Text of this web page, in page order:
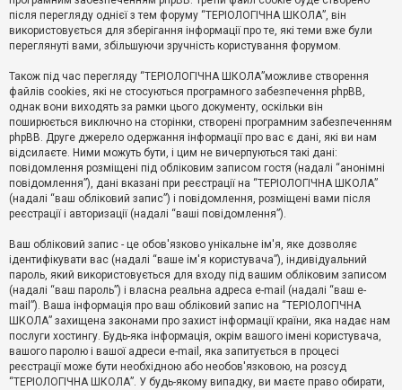
і
д
о
і
д
е
й
А
т
и
в
е
м
и
П
о
ш
у
після перегляду однієї з тем форуму “ТЕРІОЛОГІЧНА ШКОЛА”, він
використовується для зберігання інформації про те, які теми вже були
переглянуті вами, збільшуючи зручність користування форумом.
Також під час перегляду “ТЕРІОЛОГІЧНА ШКОЛА”можливе створення
файлів cookies, які не стосуються програмного забезпечення phpBB,
однак вони виходять за рамки цього документу, оскільки він
поширюється виключно на сторінки, створені програмним забезпеченням
phpBB. Друге джерело одержання інформації про вас є дані, які ви нам
відсилаєте. Ними можуть бути, і цим не вичерпуються такі дані:
повідомлення розміщені під обліковим записом гостя (надалі “анонімні
повідомлення”), дані вказані при реєстрації на “ТЕРІОЛОГІЧНА ШКОЛА”
(надалі “ваш обліковий запис”) і повідомлення, розміщені вами після
реєстрації і авторизації (надалі “ваші повідомлення”).
Ваш обліковий запис - це обов'язково унікальне ім'я, яке дозволяє
ідентифікувати вас (надалі “ваше ім'я користувача”), індивідуальний
пароль, який використовується для входу під вашим обліковим записом
(надалі “ваш пароль”) і власна реальна адреса e-mail (надалі “ваш e-
mail”). Ваша інформація про ваш обліковий запис на “ТЕРІОЛОГІЧНА
ШКОЛА” захищена законами про захист інформації країни, яка надає нам
послуги хостингу. Будь-яка інформація, окрім вашого імені користувача,
вашого паролю і вашої адреси e-mail, яка запитується в процесі
реєстрації може бути необхідною або необов'язковою, на розсуд
“ТЕРІОЛОГІЧНА ШКОЛА”. У будь-якому випадку, ви маєте право обирати,